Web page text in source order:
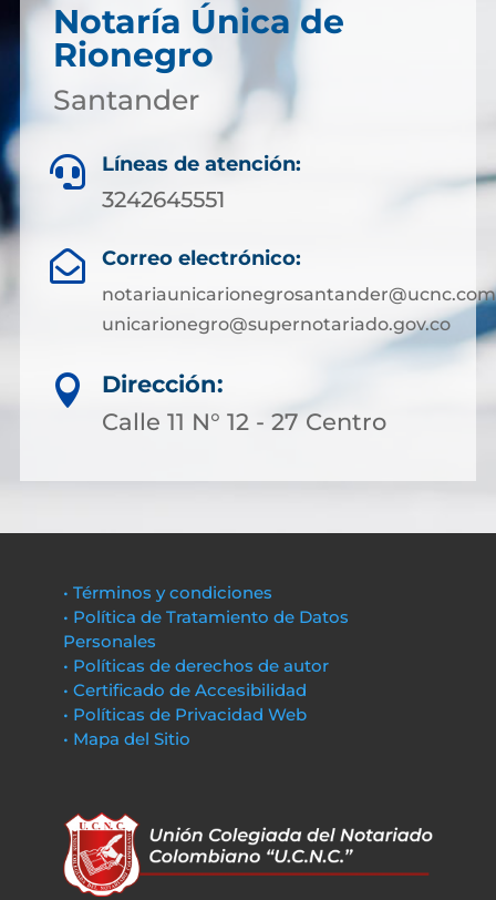
Notaría Única de
Rionegro
Santander
 Líneas de atención:
3242645551
 Correo electrónico:
unicarionegro@supernotariado.gov.co

Dirección:
Calle 11 N° 12 - 27 Centro
• Términos y condiciones
• Política de Tratamiento de Datos
Personales
• Políticas de derechos de autor
• Certificado de Accesibilidad
• Políticas de Privacidad Web
• Mapa del Sitio